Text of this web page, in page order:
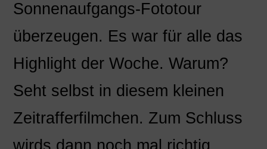
Sonnenaufgangs-Fototour
überzeugen. Es war für alle das
Highlight der Woche. Warum?
Seht selbst in diesem kleinen
Zeitrafferfilmchen. Zum Schluss
wirds dann noch mal richtig